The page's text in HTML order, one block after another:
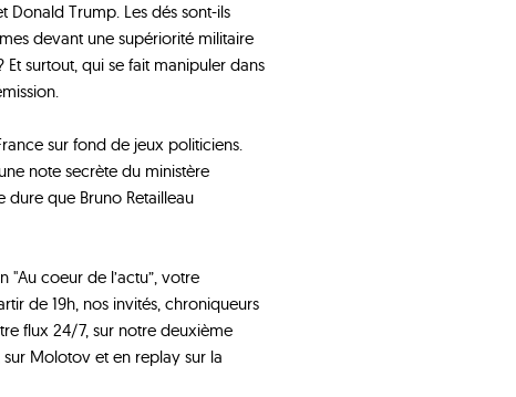
Trump. Les dés sont-ils
devant une supériorité militaire
Et surtout, qui se fait manipuler dans
sur fond de jeux politiciens.
note secrète du ministère
dure que Bruno Retailleau
coeur de l’actu”, votre
de 19h, nos invités, chroniqueurs
flux 24/7, sur notre deuxième
Molotov et en replay sur la